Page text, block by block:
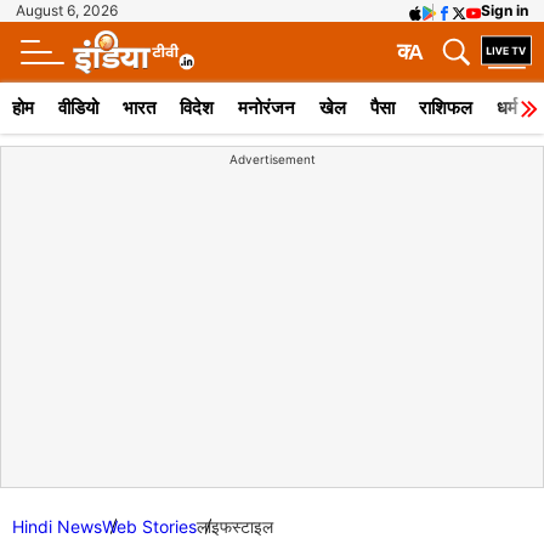
August 6, 2026 Sign in
A
क
होम वीडियो भारत विदेश मनोरंजन खेल पैसा राशिफल धर्म
Advertisement
Hindi NewsWeb Storiesलाइफस्टाइल